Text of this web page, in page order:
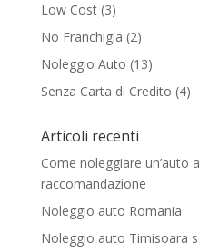
Low Cost(3)
No Franchigia (2)
Noleggio Auto (13)
Senza Carta di Credito (4)
Articoli recenti
Come noleggiare un’auto
raccomandazione
Noleggio auto Romania
Noleggio auto Timisoara